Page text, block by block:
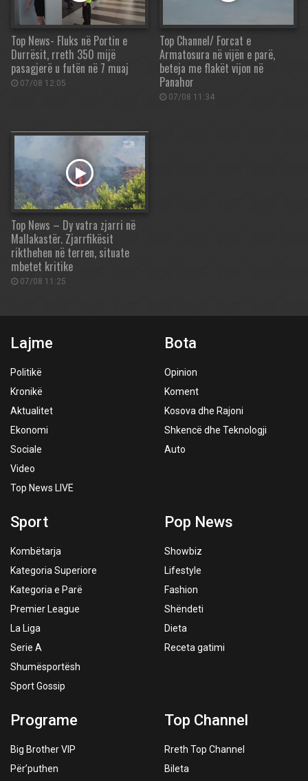
Top News- Fluks në Portin e
Durrësit, rreth 350 mijë
pasagjerë u futën në 7 muaj
07/08 12:05
Top Channel/ Forcat e
Armatosura në vijën e parë,
beteja me flakët vijon në
Panahor
07/08 11:34
Top News – Dy vatra zjarri në
Mallakastër. Zjarrfikësit
rikthehen në terren, situate
mbetet kritike
07/08 11:25
Lajme
Politikë
Kronikë
Aktualitet
Ekonomi
Sociale
Video
Top News LIVE
Bota
Opinion
Koment
Kosova dhe Rajoni
Shkencë dhe Teknologji
Auto
Sport
Kombëtarja
Kategoria Superiore
Kategoria e Parë
Premier League
La Liga
Serie A
Shumësportësh
Sport Gossip
Pop News
Showbiz
Lifestyle
Fashion
Shëndeti
Dieta
Receta gatimi
Programe
Big Brother VIP
Për’puthen
Top Channel
Rreth Top Channel
Bileta